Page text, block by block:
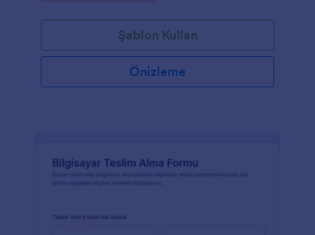
Şablon Kullan
Önizleme